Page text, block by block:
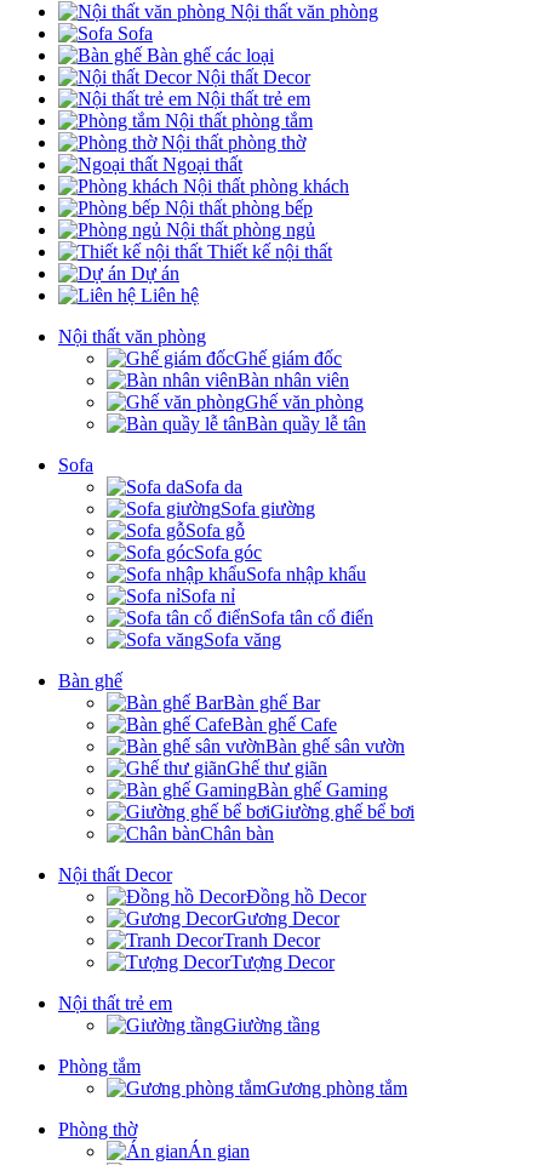
Nội thất văn phòng
Sofa
Bàn ghế các loại
Nội thất Decor
Nội thất trẻ em
Nội thất phòng tắm
Nội thất phòng thờ
Ngoại thất
Nội thất phòng khách
Nội thất phòng bếp
Nội thất phòng ngủ
Thiết kế nội thất
Dự án
Liên hệ
Nội thất văn phòng
Ghế giám đốc
Bàn nhân viên
Ghế văn phòng
Bàn quầy lễ tân
Sofa
Sofa da
Sofa giường
Sofa gỗ
Sofa góc
Sofa nhập khẩu
Sofa nỉ
Sofa tân cổ điển
Sofa văng
Bàn ghế
Bàn ghế Bar
Bàn ghế Cafe
Bàn ghế sân vườn
Ghế thư giãn
Bàn ghế Gaming
Giường ghế bể bơi
Chân bàn
Nội thất Decor
Đồng hồ Decor
Gương Decor
Tranh Decor
Tượng Decor
Nội thất trẻ em
Giường tầng
Phòng tắm
Gương phòng tắm
Phòng thờ
Án gian